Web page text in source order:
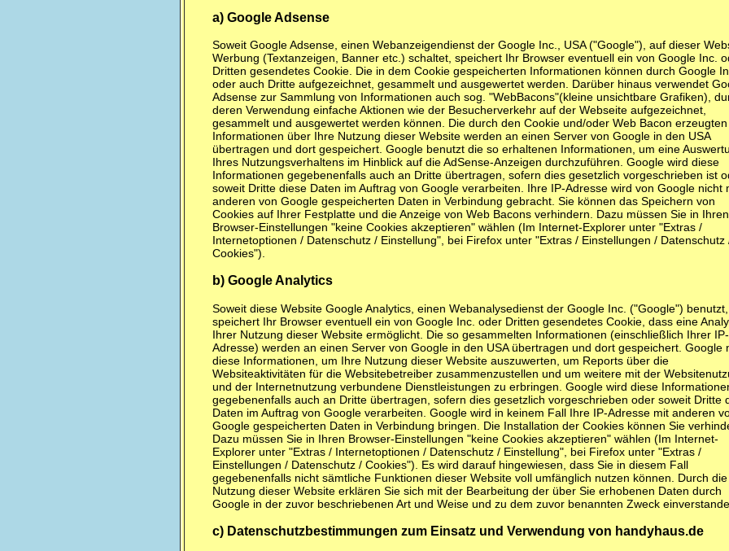
a) Google Adsense
Soweit Google Adsense, einen Webanzeigendienst der Google Inc., USA ("Google"), auf dieser
Werbung (Textanzeigen, Banner etc.) schaltet, speichert Ihr Browser eventuell ein von Google Inc.
Dritten gesendetes Cookie. Die in dem Cookie gespeicherten Informationen können durch Google
oder auch Dritte aufgezeichnet, gesammelt und ausgewertet werden. Darüber hinaus verwendet
Adsense zur Sammlung von Informationen auch sog. "WebBacons"(kleine unsichtbare Grafiken),
deren Verwendung einfache Aktionen wie der Besucherverkehr auf der Webseite aufgezeichnet,
gesammelt und ausgewertet werden können. Die durch den Cookie und/oder Web Bacon erzeugten
Informationen über Ihre Nutzung dieser Website werden an einen Server von Google in den USA
übertragen und dort gespeichert. Google benutzt die so erhaltenen Informationen, um eine
Ihres Nutzungsverhaltens im Hinblick auf die AdSense-Anzeigen durchzuführen. Google wird diese
Informationen gegebenenfalls auch an Dritte übertragen, sofern dies gesetzlich vorgeschrieben ist
soweit Dritte diese Daten im Auftrag von Google verarbeiten. Ihre IP-Adresse wird von Google nicht
anderen von Google gespeicherten Daten in Verbindung gebracht. Sie können das Speichern von
Cookies auf Ihrer Festplatte und die Anzeige von Web Bacons verhindern. Dazu müssen Sie in Ihren
Browser-Einstellungen "keine Cookies akzeptieren" wählen (Im Internet-Explorer unter "Extras /
Internetoptionen / Datenschutz / Einstellung", bei Firefox unter "Extras / Einstellungen / Datenschutz
Cookies").
b) Google Analytics
Soweit diese Website Google Analytics, einen Webanalysedienst der Google Inc. ("Google") benutzt,
speichert Ihr Browser eventuell ein von Google Inc. oder Dritten gesendetes Cookie, dass eine
Ihrer Nutzung dieser Website ermöglicht. Die so gesammelten Informationen (einschließlich Ihrer IP-
Adresse) werden an einen Server von Google in den USA übertragen und dort gespeichert. Google
diese Informationen, um Ihre Nutzung dieser Website auszuwerten, um Reports über die
Websiteaktivitäten für die Websitebetreiber zusammenzustellen und um weitere mit der
und der Internetnutzung verbundene Dienstleistungen zu erbringen. Google wird diese
gegebenenfalls auch an Dritte übertragen, sofern dies gesetzlich vorgeschrieben oder soweit Dritte
Daten im Auftrag von Google verarbeiten. Google wird in keinem Fall Ihre IP-Adresse mit anderen
Google gespeicherten Daten in Verbindung bringen. Die Installation der Cookies können Sie
Dazu müssen Sie in Ihren Browser-Einstellungen "keine Cookies akzeptieren" wählen (Im Internet-
Explorer unter "Extras / Internetoptionen / Datenschutz / Einstellung", bei Firefox unter "Extras /
Einstellungen / Datenschutz / Cookies"). Es wird darauf hingewiesen, dass Sie in diesem Fall
gegebenenfalls nicht sämtliche Funktionen dieser Website voll umfänglich nutzen können. Durch die
Nutzung dieser Website erklären Sie sich mit der Bearbeitung der über Sie erhobenen Daten durch
Google in der zuvor beschriebenen Art und Weise und zu dem zuvor benannten Zweck
c) Datenschutzbestimmungen zum Einsatz und Verwendung von handyhaus.de